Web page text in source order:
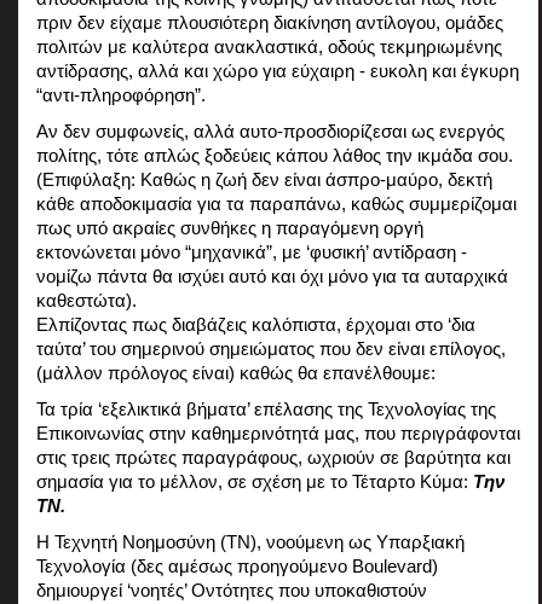
πριν δεν είχαμε πλουσιότερη διακίνηση αντίλογου, ομάδες
πολιτών με καλύτερα ανακλαστικά, οδούς τεκμηριωμένης
αντίδρασης, αλλά και χώρο για εύχαιρη - ευκολη και έγκυρη
“αντι-πληροφόρηση”.
Αν δεν συμφωνείς, αλλά αυτο-προσδιορίζεσαι ως ενεργός
πολίτης, τότε απλώς ξοδεύεις κάπου λάθος την ικμάδα σου.
(Επιφύλαξη: Καθώς η ζωή δεν είναι άσπρο-μαύρο, δεκτή
κάθε αποδοκιμασία για τα παραπάνω, καθώς συμμερίζομαι
πως υπό ακραίες συνθήκες η παραγόμενη οργή
εκτονώνεται μόνο “μηχανικά”, με ‘φυσική’ αντίδραση -
νομίζω πάντα θα ισχύει αυτό και όχι μόνο για τα αυταρχικά
καθεστώτα).
Ελπίζοντας πως διαβάζεις καλόπιστα, έρχομαι στο ‘δια
ταύτα’ του σημερινού σημειώματος που δεν είναι επίλογος,
(μάλλον πρόλογος είναι) καθώς θα επανέλθουμε:
Τα τρία ‘εξελικτικά βήματα’ επέλασης της Τεχνολογίας της
Επικοινωνίας στην καθημερινότητά μας, που περιγράφονται
στις τρεις πρώτες παραγράφους, ωχριούν σε βαρύτητα και
σημασία για το μέλλον, σε σχέση με το Τέταρτο Κύμα: Την
ΤΝ.
Η Τεχνητή Νοημοσύνη (ΤΝ), νοούμενη ως Υπαρξιακή
Τεχνολογία (δες αμέσως προηγούμενο Boulevard)
δημιουργεί ‘νοητές’ Οντότητες που υποκαθιστούν